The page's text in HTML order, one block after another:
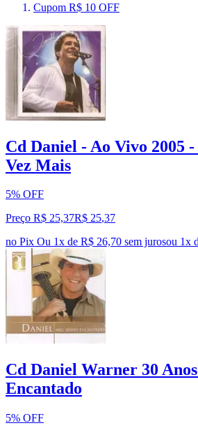
Cupom R$ 10 OFF
Cd Daniel - Ao Vivo 2005
Vez Mais
5% OFF
Preço R$ 25,37R$ 25,37
no Pix Ou 1x de R$ 26,70 sem jurosou 1x
Cd Daniel Warner 30
Encantado
5% OFF